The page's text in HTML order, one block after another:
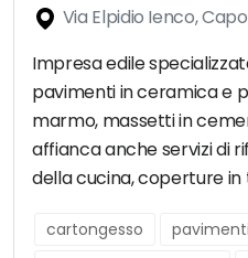
Via Elpidio Ienco,
Impresa edile
pavimenti in ceramica e
marmo, massetti in
affianca anche servizi di
della cucina, coperture
cartongesso
pavimenti